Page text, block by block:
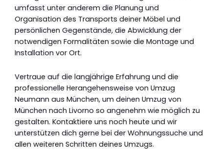
umfasst unter anderem die Planung und
Organisation des Transports deiner Möbel und
persönlichen Gegenstände, die Abwicklung der
notwendigen Formalitäten sowie die Montage und
Installation vor Ort.
Vertraue auf die langjährige Erfahrung und die
professionelle Herangehensweise von Umzug
Neumann aus München, um deinen Umzug von
München nach Livorno so angenehm wie möglich zu
gestalten. Kontaktiere uns noch heute und wir
unterstützen dich gerne bei der Wohnungssuche und
allen weiteren Schritten deines Umzugs.